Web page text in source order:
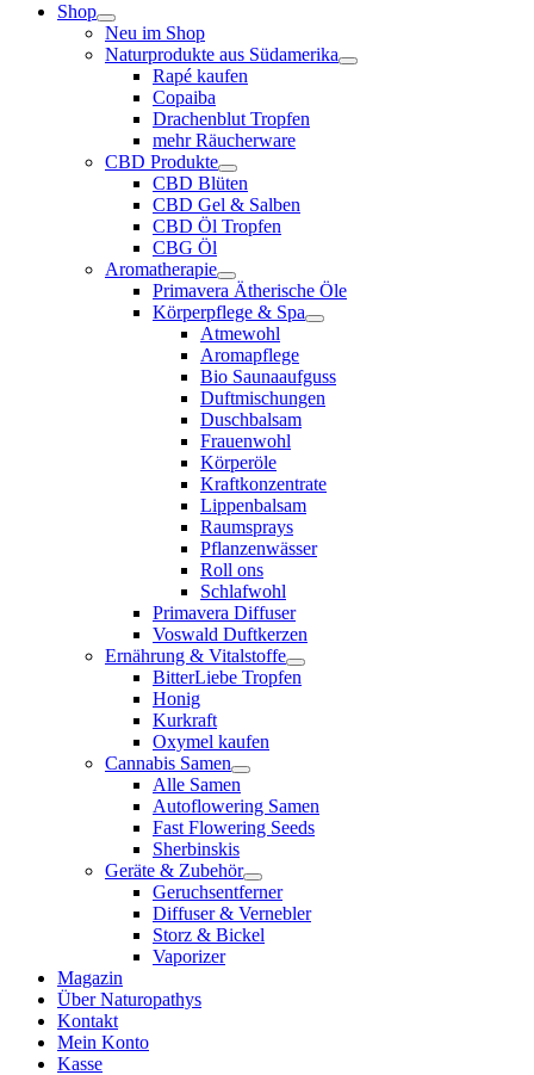
Shop
Neu im Shop
Naturprodukte aus Südamerika
Rapé kaufen
Copaiba
Drachenblut Tropfen
mehr Räucherware
CBD Produkte
CBD Blüten
CBD Gel & Salben
CBD Öl Tropfen
CBG Öl
Aromatherapie
Primavera Ätherische Öle
Körperpflege & Spa
Atmewohl
Aromapflege
Bio Saunaaufguss
Duftmischungen
Duschbalsam
Frauenwohl
Körperöle
Kraftkonzentrate
Lippenbalsam
Raumsprays
Pflanzenwässer
Roll ons
Schlafwohl
Primavera Diffuser
Voswald Duftkerzen
Ernährung & Vitalstoffe
BitterLiebe Tropfen
Honig
Kurkraft
Oxymel kaufen
Cannabis Samen
Alle Samen
Autoflowering Samen
Fast Flowering Seeds
Sherbinskis
Geräte & Zubehör
Geruchsentferner
Diffuser & Vernebler
Storz & Bickel
Vaporizer
Magazin
Über Naturopathys
Kontakt
Mein Konto
Kasse